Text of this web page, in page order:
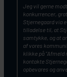
Jeg vil gerne
konkurrencer,
Stjernegaard via
tilladelse til, at
samtykke, og at
af vores
klikke på ”Afmeld
kontakte
opbevares og